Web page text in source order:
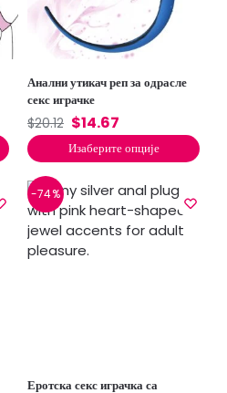
Анални утикач реп за одрасле
секс играчке
$20.12 $14.67
Изаберите опције
-74%
Еротска секс играчка са